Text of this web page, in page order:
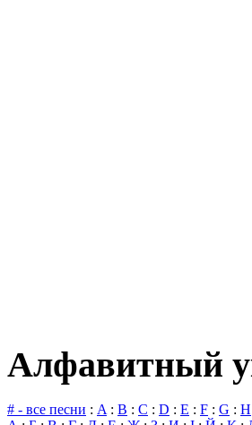
Алфавитный
# - все песни : A: B : C : D : E : F : G : H